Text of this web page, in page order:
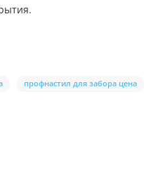
профнастил для забора цена